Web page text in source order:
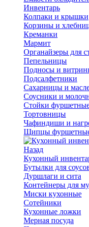
Инвентарь
Колпаки и крышки
Корзины и
Креманки
Мармит
Органайзеры для
Пепельницы
Подносы и
Подсалфетники
Сахарницы и
Соусники и
Стойки
Тортовницы
Чафиндиши и
Щипцы
Назад
Кухонный
Бутылки для
Дуршлаги и сита
Контейнеры для
Миски кухонные
Сотейники
Кухонные ложки
Мерная посуда